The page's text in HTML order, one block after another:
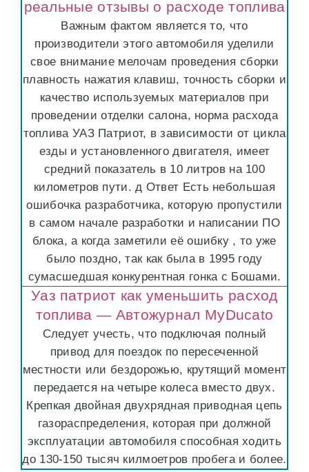
реальные отзывы о расходе топлива
Важным фактом является то, что
производители этого автомобиля уделили
свое внимание мелочам проведения сборки
плавность нажатия клавиш, точность сборки и
качество используемых материалов при
проведении отделки салона, норма расхода
топлива УАЗ Патриот, в зависимости от цикла
езды и установленного двигателя, имеет
средний показатель в 10 литров на 100
километров пути. д Ответ Есть небольшая
ошибочка разработчика, которую пропустили
в самом начале разработки и написании ПО
блока, а когда заметили её ошибку , то уже
было поздно, так как была в 1995 году
сумасшедшая конкурентная гонка с Бошами.
Уаз патриот как уменьшить расход
топлива — Автожурнал MyDucato
Следует учесть, что подключая полный
привод для поездок по пересеченной
местности или бездорожью, крутящий момент
передается на четыре колеса вместо двух.
Крепкая двойная двухрядная приводная цепь
газораспределения, которая при должной
эксплуатации автомобиля способная ходить
до 130-150 тысяч килмоетров пробега и более.